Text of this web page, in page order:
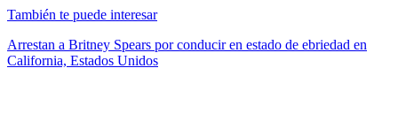
También te puede interesar
Arrestan a Britney Spears por conducir en estado de ebriedad en
California, Estados Unidos